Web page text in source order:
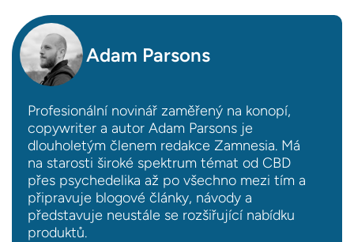
Adam Parsons
Profesionální novinář zaměřený na konopí,
copywriter a autor Adam Parsons je
dlouholetým členem redakce Zamnesia. Má
na starosti široké spektrum témat od CBD
přes psychedelika až po všechno mezi tím a
připravuje blogové články, návody a
představuje neustále se rozšiřující nabídku
produktů.